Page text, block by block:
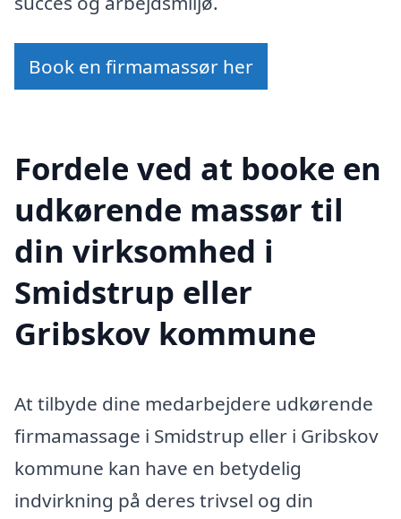
Book en firmamassør her
Fordele ved at booke en
udkørende massør til
din virksomhed i
Smidstrup eller
Gribskov kommune
At tilbyde dine medarbejdere udkørende
firmamassage i Smidstrup eller i Gribskov
kommune kan have en betydelig
indvirkning på deres trivsel og din